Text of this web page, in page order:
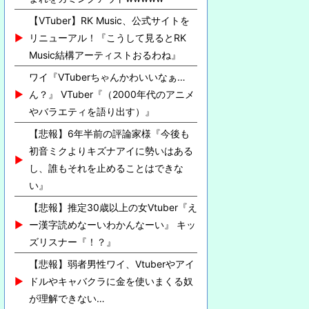
【VTuber】RK Music、公式サイトを
リニューアル！『こうして見るとRK
Music結構アーティストおるわね』
ワイ『VTuberちゃんかわいいなぁ…
ん？』 VTuber『（2000年代のアニメ
やバラエティを語り出す）』
【悲報】6年半前の評論家様『今後も
初音ミクよりキズナアイに勢いはある
し、誰もそれを止めることはできな
い』
【悲報】推定30歳以上の女Vtuber『え
ー漢字読めなーいわかんなーい』 キッ
ズリスナー『！？』
【悲報】弱者男性ワイ、Vtuberやアイ
ドルやキャバクラに金を使いまくる奴
が理解できない…